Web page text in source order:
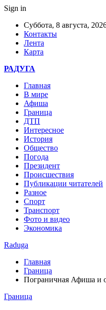
Sign in
Суббота, 8 августа,
Контакты
Лента
Карта
РАДУГА
Главная
В мире
Афиша
Граница
ДТП
Интересное
История
Общество
Погода
Президент
Происшествия
Публикации читателей
Разное
Спорт
Транспорт
Фото и видео
Экономика
Raduga
Главная
Граница
Пограничная Афиша и
Граница